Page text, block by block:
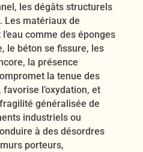
les dégâts structurels
Les matériaux de
comme des éponges
le béton se fissure, les
la présence
la tenue des
l’oxydation, et
généralisée de
industriels ou
à des désordres
porteurs,